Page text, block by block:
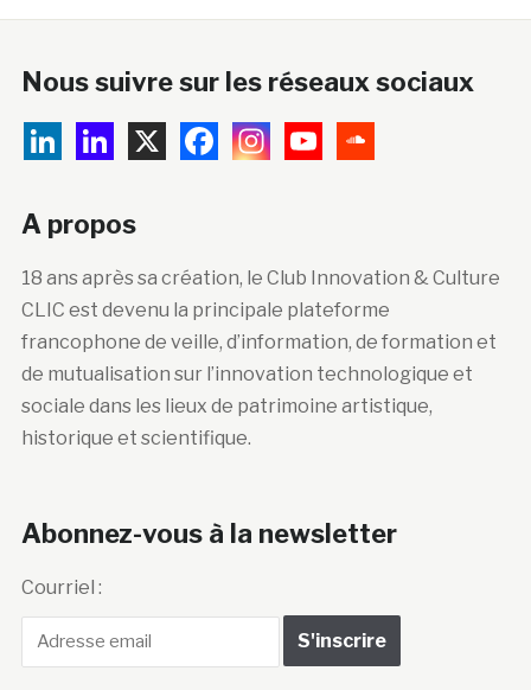
Nous suivre sur les réseaux sociaux
A propos
18 ans après sa création, le Club Innovation & Culture
CLIC est devenu la principale plateforme
francophone de veille, d’information, de formation et
de mutualisation sur l’innovation technologique et
sociale dans les lieux de patrimoine artistique,
historique et scientifique.
Abonnez-vous à la newsletter
Courriel :